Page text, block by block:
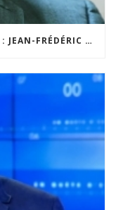
ELECTIONS PRÉSIDENTIELLE 2022 : JEAN-FRÉDÉRIC POISSON SE LANCE DANS LA BATAILLE POUR DÉFENDRE UN PROJET ALTERNATIF À CELUI D’EMMANUEL MACRON